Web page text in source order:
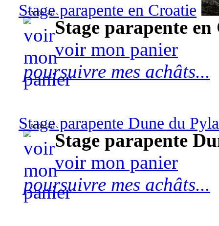
Stage parapente en Croatie
570,00 euros
Stage parapente
voir mon panier
poursuivre mes achâts...
Stage parapente Dune du
90,00 euros
Stage parapente
voir mon panier
poursuivre mes achâts...